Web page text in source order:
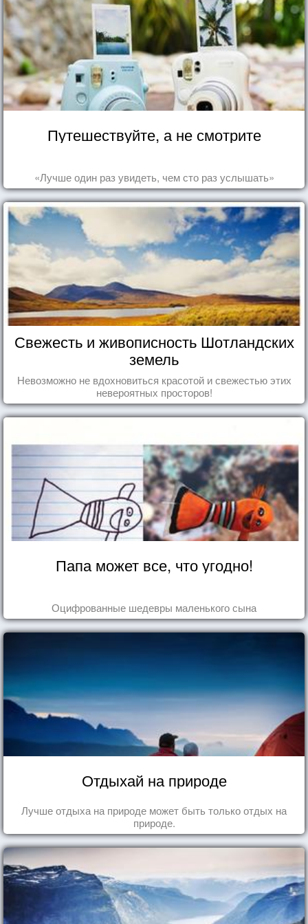
Путешествуйте, а не смотрите
«Лучше один раз увидеть, чем сто раз услышать»
Свежесть и живописность Шотландских
земель
Невозможно не вдохновиться красотой и свежестью этих
невероятных просторов!
Папа может все, что угодно!
Оцифрованные шедевры маленького сына
Отдыхай на природе
Лучше отдыха на природе может быть только отдых на
природе.